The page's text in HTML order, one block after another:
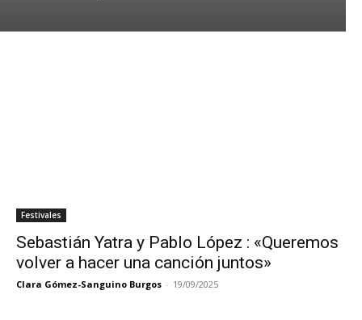
Festivales
Sebastián Yatra y Pablo López : «Queremos
volver a hacer una canción juntos»
Clara Gómez-Sanguino Burgos - 19/09/2025